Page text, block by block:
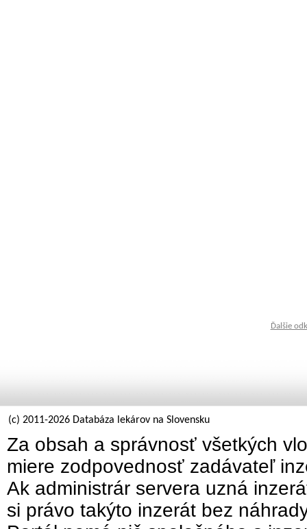
Ďalšie
(c) 2011-2026 Databáza lekárov na Slovensku
Za obsah a správnosť všetkých
miere zodpovednosť zadávateľ
Ak administrár servera uzná
si právo takýto inzerát bez